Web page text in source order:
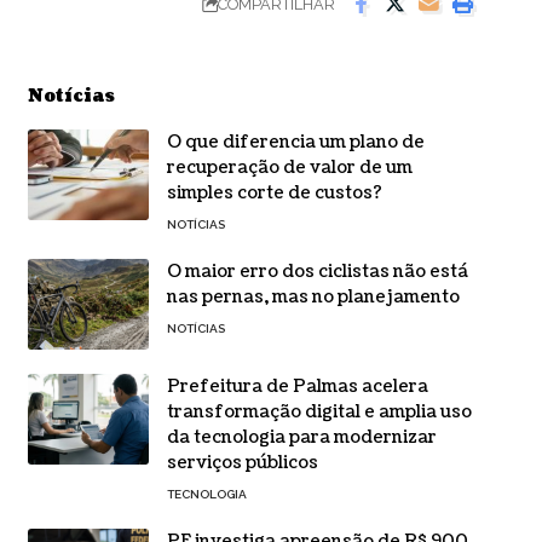
COMPARTILHAR
Notícias
O que diferencia um plano de
recuperação de valor de um
simples corte de custos?
NOTÍCIAS
O maior erro dos ciclistas não está
nas pernas, mas no planejamento
NOTÍCIAS
Prefeitura de Palmas acelera
transformação digital e amplia uso
da tecnologia para modernizar
serviços públicos
TECNOLOGIA